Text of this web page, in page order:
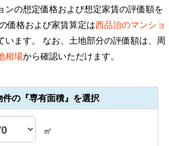
ンの想定価格および想定家賃の評価額を
価格および家賃算定は西品治のマンショ
います。 なお、土地部分の評価額は、周
相場から確認いただけます。
件の『専有面積』を選択
㎡